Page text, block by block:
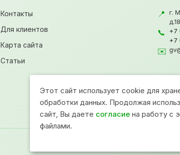
Контакты
Для клиентов
Карта сайта
Статьи
📍
г.
📞 +7
+7
✉️
Этот сайт использует cookie для
обработки данных. Продолжая
сайт, Вы даете согласие на работу с
файлами.